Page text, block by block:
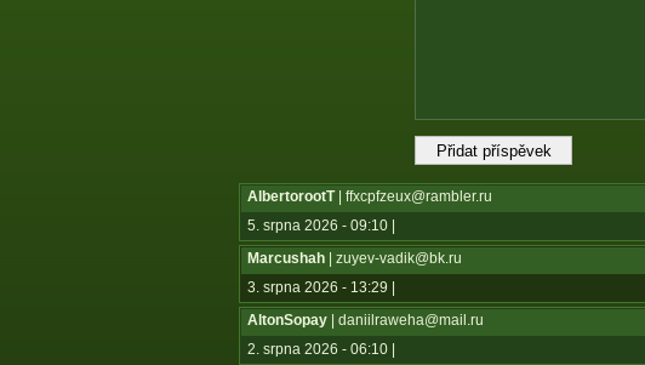
AlbertorootT| ffxcpfzeux@rambler.ru
5. srpna 2026 - 09:10 |
Marcushah | zuyev-vadik@bk.ru
3. srpna 2026 - 13:29 |
AltonSopay | daniilraweha@mail.ru
2. srpna 2026 - 06:10 |